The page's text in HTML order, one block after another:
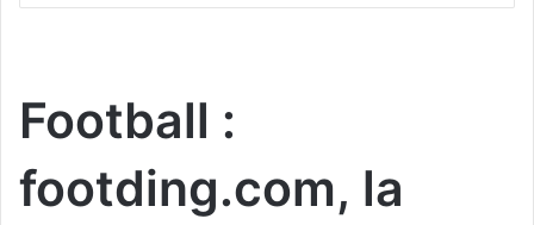
Football :
footding.com, la